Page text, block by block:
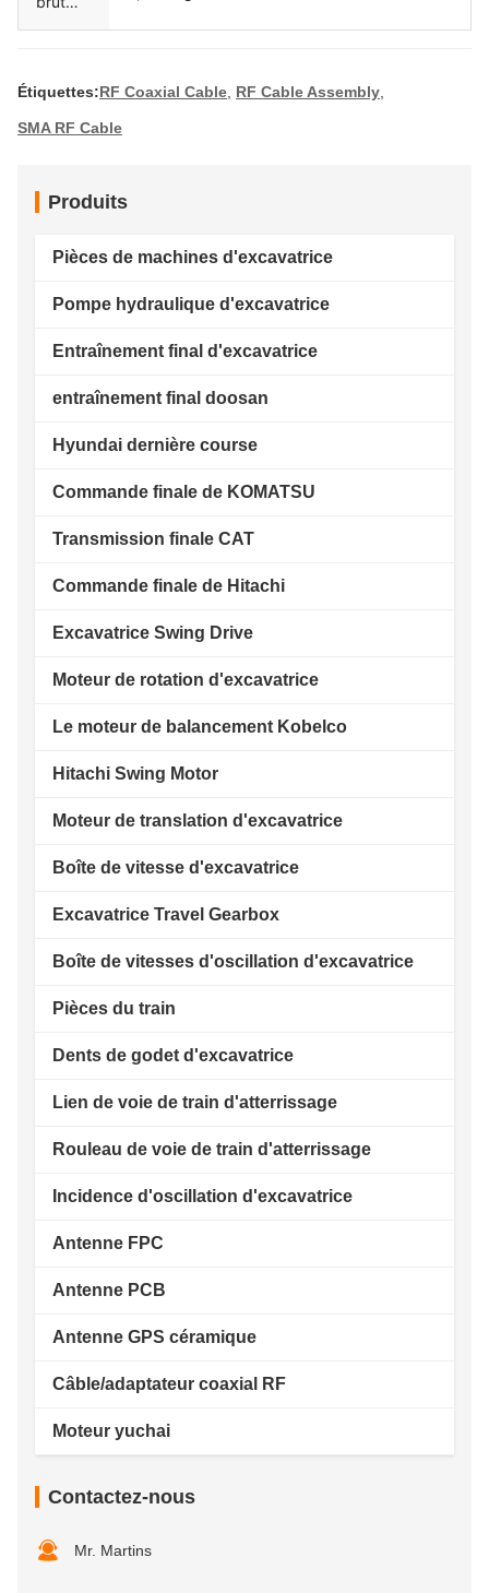
Étiquettes:RF Coaxial Cable RF Cable Assembly
SMA RF Cable
Produits
Pièces de machines d'excavatrice
Pompe hydraulique d'excavatrice
Entraînement final d'excavatrice
entraînement final doosan
Hyundai dernière course
Commande finale de KOMATSU
Transmission finale CAT
Commande finale de Hitachi
Excavatrice Swing Drive
Moteur de rotation d'excavatrice
Le moteur de balancement Kobelco
Hitachi Swing Motor
Moteur de translation d'excavatrice
Boîte de vitesse d'excavatrice
Excavatrice Travel Gearbox
Boîte de vitesses d'oscillation d'excavatrice
Pièces du train
Dents de godet d'excavatrice
Lien de voie de train d'atterrissage
Rouleau de voie de train d'atterrissage
Incidence d'oscillation d'excavatrice
Antenne FPC
Antenne PCB
Antenne GPS céramique
Câble/adaptateur coaxial RF
Moteur yuchai
Contactez-nous
Mr. Martins